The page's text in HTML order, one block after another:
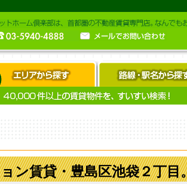
ン賃貸・豊島区池袋２丁目